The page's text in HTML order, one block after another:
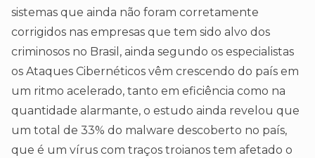
sistemas que ainda não foram corretamente
corrigidos nas empresas que tem sido alvo dos
criminosos no Brasil, ainda segundo os especialistas
os Ataques Cibernéticos vêm crescendo do país em
um ritmo acelerado, tanto em eficiência como na
quantidade alarmante, o estudo ainda revelou que
um total de 33% do malware descoberto no país,
que é um vírus com traços troianos tem afetado o